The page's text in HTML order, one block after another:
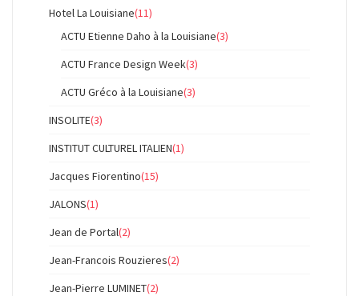
Hotel La Louisiane(11)
ACTU Etienne Daho à la Louisiane(3)
ACTU France Design Week(3)
ACTU Gréco à la Louisiane(3)
INSOLITE(3)
INSTITUT CULTUREL ITALIEN(1)
Jacques Fiorentino(15)
JALONS(1)
Jean de Portal(2)
Jean-Francois Rouzieres(2)
Jean-Pierre LUMINET(2)